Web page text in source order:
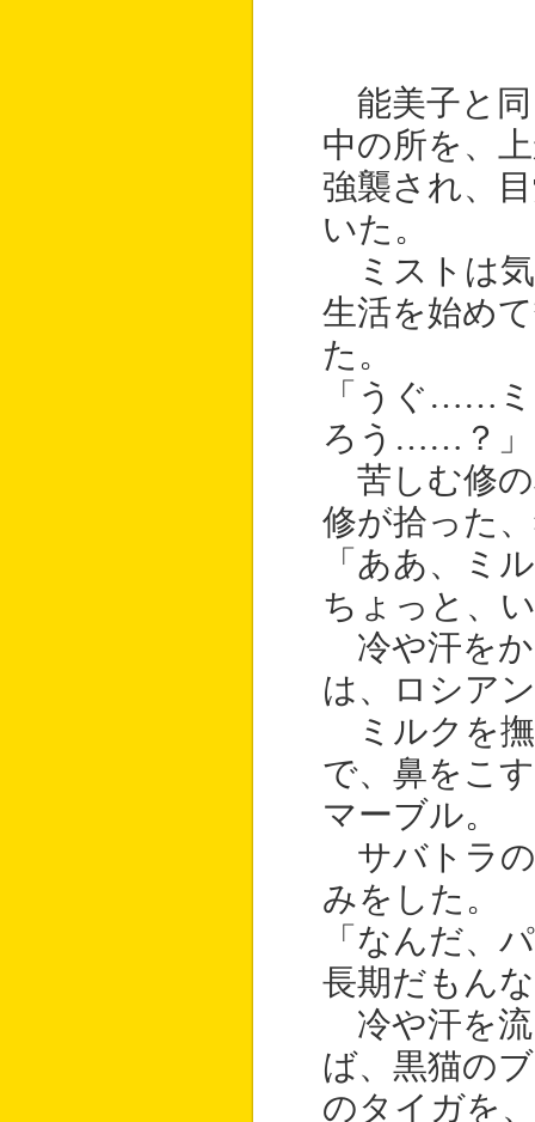
能美子と同
中の所を、
強襲され、
いた。
ミストは気
生活を始め
た。
「うぐ……
ろう……？」
苦しむ修の
修が拾った
「ああ、
ちょっと、
冷や汗をか
は、ロシア
ミルクを撫
で、鼻をこ
マーブル。
サバトラの
みをした。
「なんだ
長期だもん
冷や汗を流
ば、黒猫の
のタイガを